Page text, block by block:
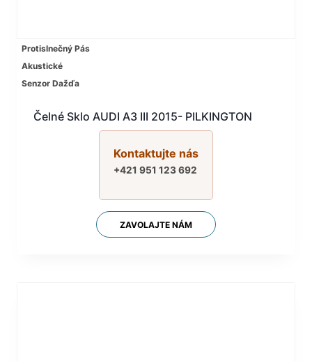
Protislnečný Pás
Akustické
Senzor Dažďa
Čelné Sklo AUDI A3 III 2015- PILKINGTON
Kontaktujte nás
+421 951 123 692
ZAVOLAJTE NÁM